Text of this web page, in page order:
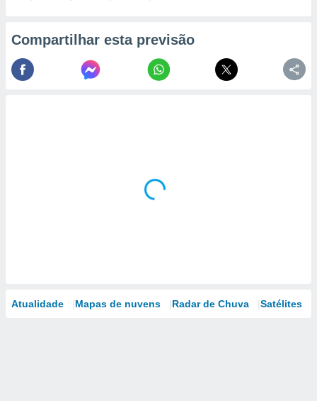
Compartilhar esta previsão
Atualidade Mapas de nuvens Radar de Chuva Satélites